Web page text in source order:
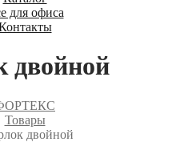
для офиса
двойной
Товары
двойной